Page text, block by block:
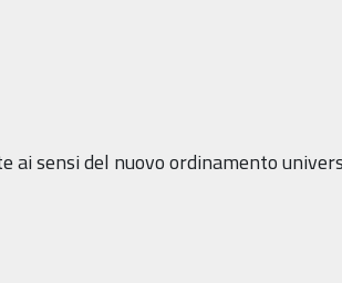
ai sensi del nuovo ordinamento